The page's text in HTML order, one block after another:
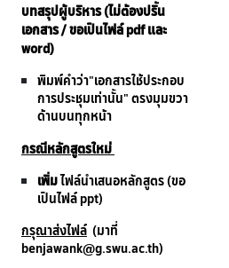
บทสรุปผู้บริหาร (ไม่ต้องปริ้น
เอกสาร / ขอเป็นไฟล์ pdf และ
word)
พิมพ์คำว่า"เอกสารใช้ประกอบ
การประชุมเท่านั้น" ตรงมุมขวา
ด้านบนทุกหน้า
กรณีหลักสูตรใหม่
เพิ่มไฟล์นำเสนอหลักสูตร (ขอ
เป็นไฟล์ ppt)
กรุณาส่งไฟล์ (มาที่
benjawank@g.swu.ac.th)